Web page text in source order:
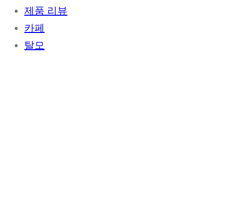
제품 리뷰
카페
탈모